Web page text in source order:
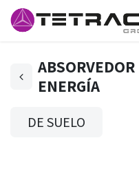
ABSORVEDOR
ENERGÍA
DE SUELO